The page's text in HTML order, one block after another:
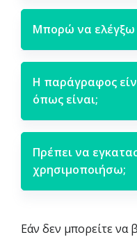
Μπορώ να ελέγξω
Η παράγραφος
όπως είναι;
Πρέπει να
χρησιμοποιήσω;
Εάν δεν μπορείτε να